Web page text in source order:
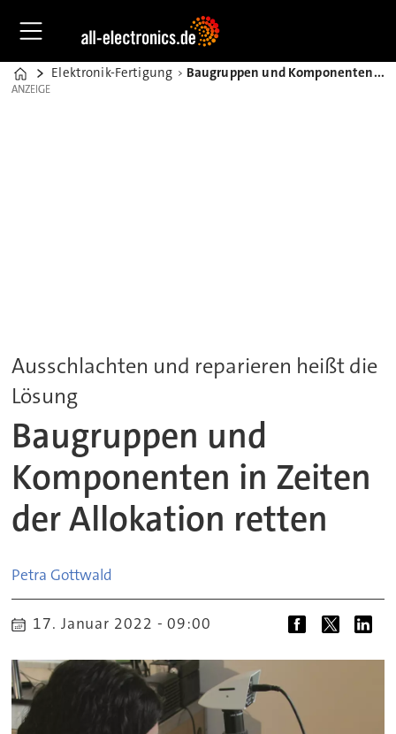
Home
Elektronik-Fertigung Baugruppen und Komponenten in Zeiten der Allokation retten
ANZEIGE
ANZEIGE
Ausschlachten und reparieren heißt die
Lösung
Baugruppen und
Komponenten in Zeiten
der Allokation retten
Petra Gottwald
17. Januar 2022 - 09:00